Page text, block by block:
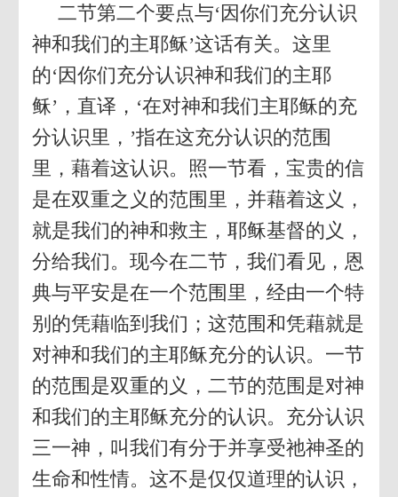
二节第二个要点与‘因你们充分认识
神和我们的主耶稣’这话有关。这里
的‘因你们充分认识神和我们的主耶
稣’，直译，‘在对神和我们主耶稣的充
分认识里，’指在这充分认识的范围
里，藉着这认识。照一节看，宝贵的信
是在双重之义的范围里，并藉着这义，
就是我们的神和救主，耶稣基督的义，
分给我们。现今在二节，我们看见，恩
典与平安是在一个范围里，经由一个特
别的凭藉临到我们；这范围和凭藉就是
对神和我们的主耶稣充分的认识。一节
的范围是双重的义，二节的范围是对神
和我们的主耶稣充分的认识。充分认识
三一神，叫我们有分于并享受祂神圣的
生命和性情。这不是仅仅道理的认识，